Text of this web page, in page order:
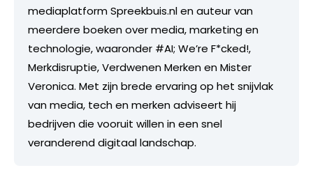
mediaplatform Spreekbuis.nl en auteur van
meerdere boeken over media, marketing en
technologie, waaronder #AI; We’re F*cked!,
Merkdisruptie, Verdwenen Merken en Mister
Veronica. Met zijn brede ervaring op het snijvlak
van media, tech en merken adviseert hij
bedrijven die vooruit willen in een snel
veranderend digitaal landschap.